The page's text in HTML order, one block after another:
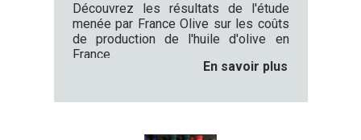
Découvrez les résultats de l'étude
menée par France Olive sur les coûts
de production de l'huile d'olive en
France.
En savoir plus